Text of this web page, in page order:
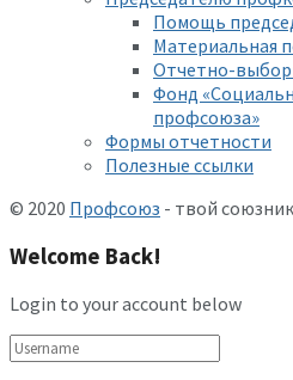
Помощь
Материальная
Отчетно-
Фонд
профсоюза»
Формы отчетности
Полезные ссылки
© 2020 Профсоюз - твой
Welcome Back!
Login to your account below